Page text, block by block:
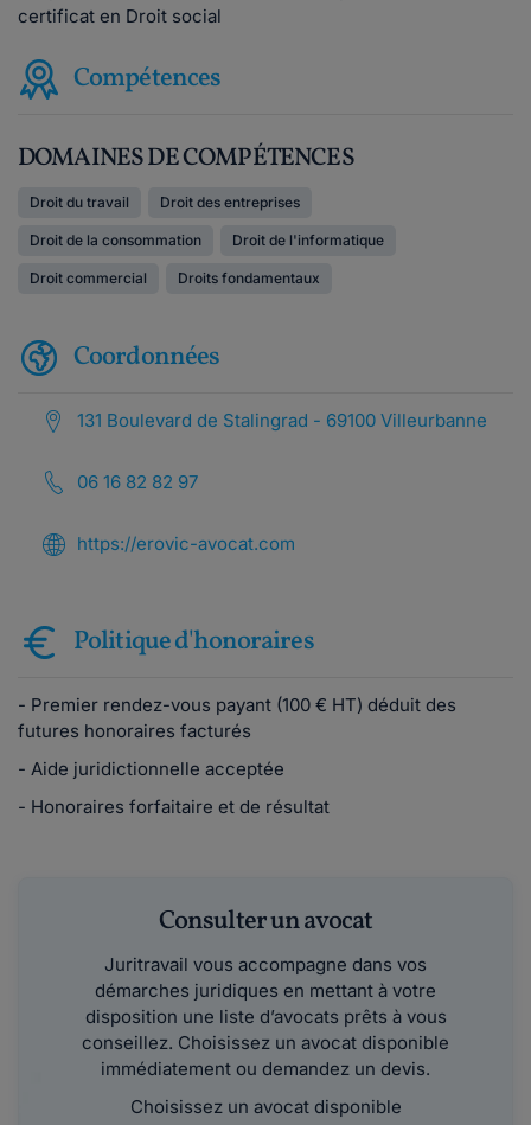
certificat en Droit social
Compétences
DOMAINES DE COMPÉTENCES
Droit du travail Droit des entreprises
Droit de la consommation Droit de l'informatique
Droit commercial Droits fondamentaux
Coordonnées
131 Boulevard de Stalingrad - 69100 Villeurbanne
06 16 82 82 97
https://erovic-avocat.com
Politique d'honoraires
- Premier rendez-vous payant (100 € HT) déduit des
futures honoraires facturés
- Aide juridictionnelle acceptée
- Honoraires forfaitaire et de résultat
Consulter un avocat
Juritravail vous accompagne dans vos
démarches juridiques en mettant à votre
disposition une liste d’avocats prêts à vous
conseillez. Choisissez un avocat disponible
immédiatement ou demandez un devis.
Choisissez un avocat disponible